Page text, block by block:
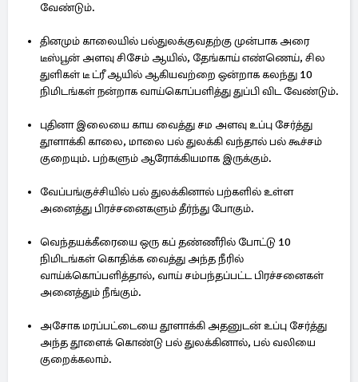
வேண்டும்.
தினமும் காலையில் பல்துலக்குவதற்கு முன்பாக அரை
டீஸ்பூன் அளவு சிசேம் ஆயில், தேங்காய் எண்ணெய், சில
துளிகள் டீ ட்ரீ ஆயில் ஆகியவற்றை ஒன்றாக கலந்து 10
நிமிடங்கள் நன்றாக வாய்கொப்பளித்து துப்பி விட வேண்டும்.
புதினா இலையை காய வைத்து சம அளவு உப்பு சேர்த்து
தூளாக்கி காலை, மாலை பல் துலக்கி வந்தால் பல் கூச்சம்
குறையும். பற்களும் ஆரோக்கியமாக இருக்கும்.
வேப்பங்குச்சியில் பல் துலக்கினால் பற்களில் உள்ள
அனைத்து பிரச்சனைகளும் தீர்ந்து போகும்.
வெந்தயக்கீரையை ஒரு கப் தண்ணீரில் போட்டு 10
நிமிடங்கள் கொதிக்க வைத்து அந்த நீரில்
வாய்க்கொப்பளித்தால், வாய் சம்பந்தப்பட்ட பிரச்சனைகள்
அனைத்தும் நீங்கும்.
அசோக மரப்பட்டையை தூளாக்கி அதனுடன் உப்பு சேர்த்து
அந்த தூளைக் கொண்டு பல் துலக்கினால், பல் வலியை
குறைக்கலாம்.